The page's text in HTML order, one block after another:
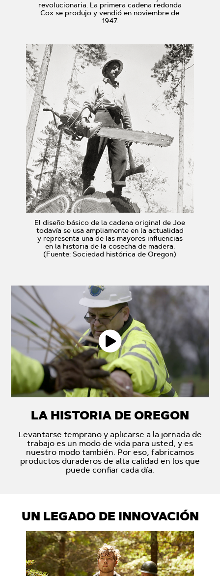
revolucionaria. La primera cadena redonda
Cox se produjo y vendió en noviembre de
1947.
El diseño básico de la cadena original de Joe
todavía se usa ampliamente en la actualidad
y representa una de las mayores influencias
en la historia de la cosecha de madera.
(Fuente: Sociedad histórica de Oregon)
LA HISTORIA DE OREGON
Levantarse temprano y aplicarse a la jornada de
trabajo es un modo de vida para usted, y es
nuestro modo también. Por eso, fabricamos
productos duraderos de alta calidad en los que
puede confiar cada día.
UN LEGADO DE INNOVACIÓN